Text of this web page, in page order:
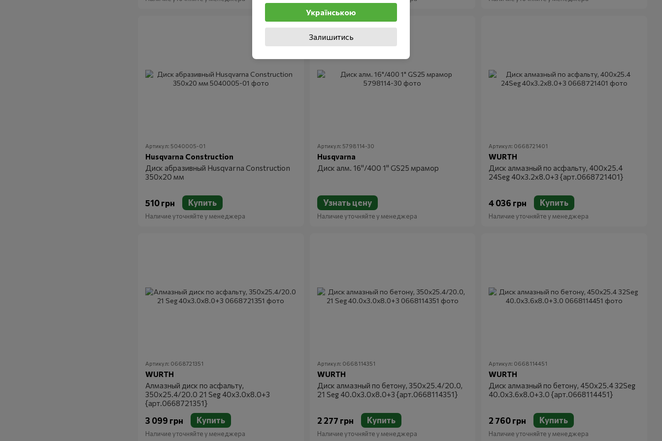
Артикул: 5040005-01
Husqvarna Construction
Диск абразивный Husqvarna Construction
350х20 мм
510 грн Купить
Наличие уточняйте у менеджера
Артикул: 5798114-30
Husqvarna
Диск алм. 16"/400 1" GS25 мрамор
Узнать цену
Наличие уточняйте у менеджера
Артикул: 0668721401
WURTH
Диск алмазный по асфальту, 400x25.4
24Seg 40x3.2x8.0+3 {арт.0668721401}
4 036 грн Купить
Наличие уточняйте у менеджера
Артикул: 0668721351
WURTH
Алмазный диск по асфальту,
350x25.4/20.0 21 Seg 40x3.0x8.0+3
{арт.0668721351}
3 099 грн Купить
Наличие уточняйте у менеджера
Артикул: 0668114351
WURTH
Диск алмазный по бетону, 350x25.4/20.0,
21 Seg 40.0x3.0x8.0+3 {арт.0668114351}
2 277 грн Купить
Наличие уточняйте у менеджера
Артикул: 0668114451
WURTH
Диск алмазный по бетону, 450x25.4 32Seg
40.0x3.6x8.0+3.0 {арт.0668114451}
2 760 грн Купить
Наличие уточняйте у менеджера
Українською
Залишитись